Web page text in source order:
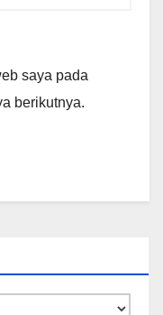
saya pada
berikutnya.